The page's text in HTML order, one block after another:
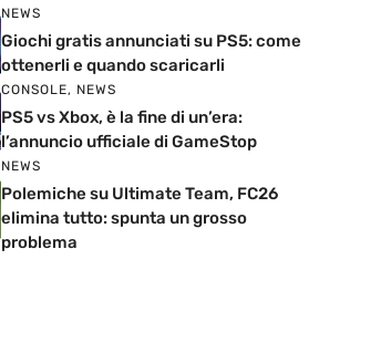
NEWS
Giochi gratis annunciati su PS5: come
ottenerli e quando scaricarli
CONSOLE, NEWS
PS5 vs Xbox, è la fine di un’era:
l’annuncio ufficiale di GameStop
NEWS
Polemiche su Ultimate Team, FC26
elimina tutto: spunta un grosso
problema